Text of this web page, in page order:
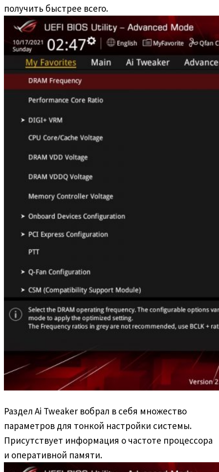
получить быстрее всего.
Раздел Ai Tweaker вобрал в себя множество
параметров для тонкой настройки системы.
Присутствует информация о частоте процессора
и оперативной памяти.